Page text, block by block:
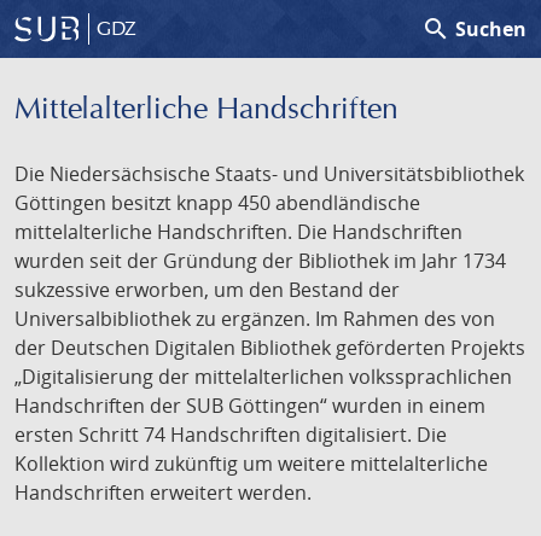
GDZ search Suchen
Mittelalterliche Handschriften
Die Niedersächsische Staats- und Universitätsbibliothek
Göttingen besitzt knapp 450 abendländische
mittelalterliche Handschriften. Die Handschriften
wurden seit der Gründung der Bibliothek im Jahr 1734
sukzessive erworben, um den Bestand der
Universalbibliothek zu ergänzen. Im Rahmen des von
der Deutschen Digitalen Bibliothek geförderten Projekts
„Digitalisierung der mittelalterlichen volkssprachlichen
Handschriften der SUB Göttingen“ wurden in einem
ersten Schritt 74 Handschriften digitalisiert. Die
Kollektion wird zukünftig um weitere mittelalterliche
Handschriften erweitert werden.